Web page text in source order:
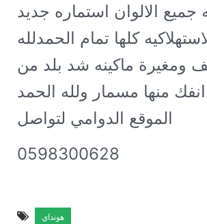
جميع الالوان استماره جديد
كلها تمام الحمدلله
300الف ومغيرة ماكينه شد بلد من
منها مسمار ولله الحمد
الموقع الدوامي لتواصل
0598300628
هونداي